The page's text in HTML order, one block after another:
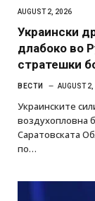
AUGUST 2, 2026
Украински
длабоко во
стратешки
ВЕСТИ AUGUST
Украинските
воздухопловна
Саратовската
по…